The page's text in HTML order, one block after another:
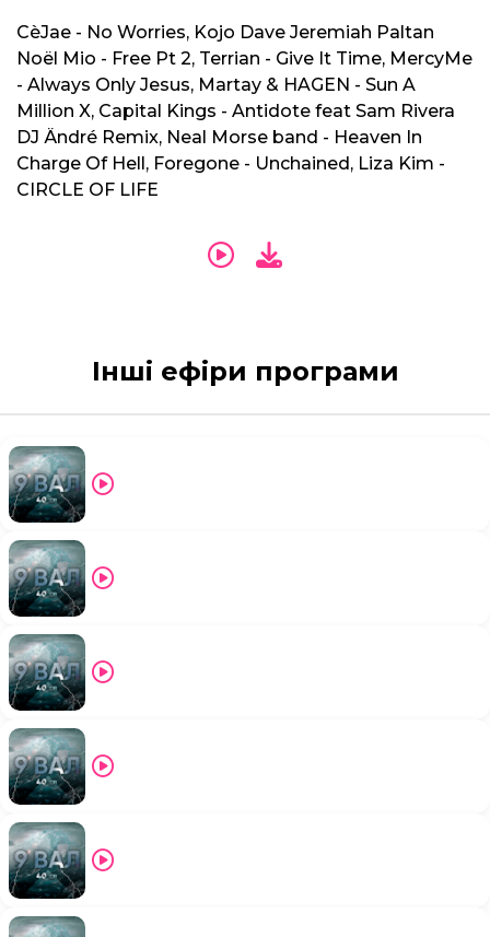
CèJae - No Worries, Kojo Dave Jeremiah Paltan
Noël Mio - Free Pt 2, Terrian - Give It Time, MercyMe
- Always Only Jesus, Martay & HAGEN - Sun A
Million X, Capital Kings - Antidote feat Sam Rivera
DJ Ändré Remix, Neal Morse band - Heaven In
Charge Of Hell, Foregone - Unchained, Liza Kim -
CIRCLE OF LIFE
Інші ефіри програми